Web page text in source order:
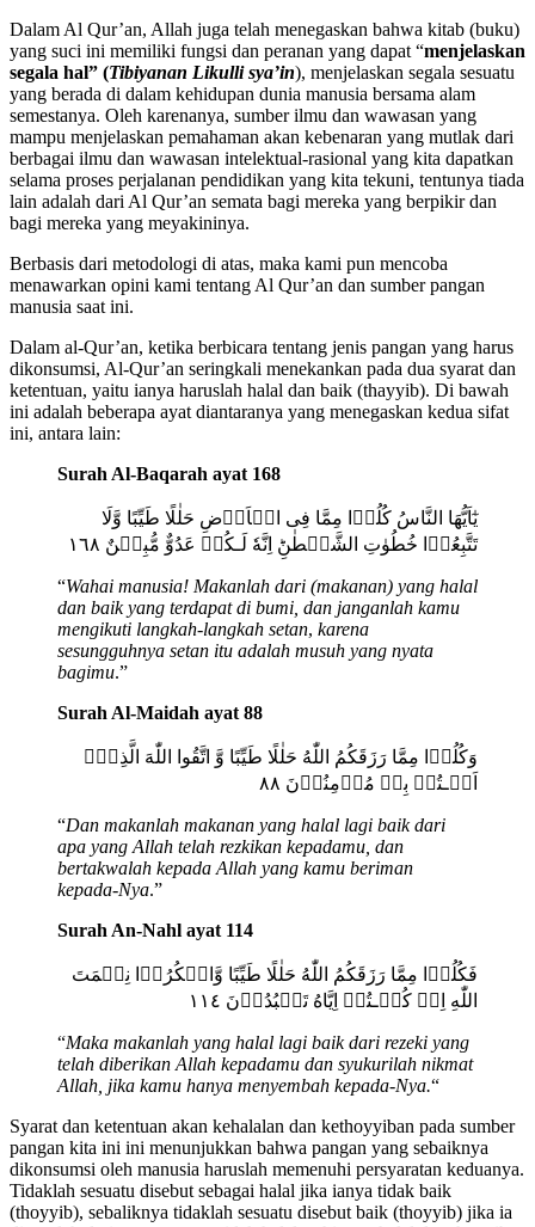
Dalam Al Qur’an, Allah juga telah menegaskan bahwa kitab (buku)
yang suci ini memiliki fungsi dan peranan yang dapat “menjelaskan
segala hal” (Tibiyanan Likulli sya’in), menjelaskan segala sesuatu
yang berada di dalam kehidupan dunia manusia bersama alam
semestanya. Oleh karenanya, sumber ilmu dan wawasan yang
mampu menjelaskan pemahaman akan kebenaran yang mutlak dari
berbagai ilmu dan wawasan intelektual-rasional yang kita dapatkan
selama proses perjalanan pendidikan yang kita tekuni, tentunya tiada
lain adalah dari Al Qur’an semata bagi mereka yang berpikir dan
bagi mereka yang meyakininya.
Berbasis dari metodologi di atas, maka kami pun mencoba
menawarkan opini kami tentang Al Qur’an dan sumber pangan
manusia saat ini.
Dalam al-Qur’an, ketika berbicara tentang jenis pangan yang harus
dikonsumsi, Al-Qur’an seringkali menekankan pada dua syarat dan
ketentuan, yaitu ianya haruslah halal dan baik (thayyib). Di bawah
ini adalah beberapa ayat diantaranya yang menegaskan kedua sifat
ini, antara lain:
Surah Al-Baqarah ayat 168
يٰٓاَيُّهَا النَّاسُ كُلُوۡا مِمَّا فِى الۡاَرۡضِ حَلٰلًا طَيِّبًا وَّلَا
تَتَّبِعُوۡا خُطُوٰتِ الشَّيۡطٰنِؕ اِنَّهٗ لَـكُمۡ عَدُوٌّ مُّبِيۡنٌ‏ ١٦٨
“Wahai manusia! Makanlah dari (makanan) yang halal
dan baik yang terdapat di bumi, dan janganlah kamu
mengikuti langkah-langkah setan, karena
sesungguhnya setan itu adalah musuh yang nyata
bagimu.”
Surah Al-Maidah ayat 88
وَكُلُوۡا مِمَّا رَزَقَكُمُ اللّٰهُ حَلٰلًا طَيِّبًا وَّ اتَّقُوا اللّٰهَ الَّذِىۡۤ
اَنۡـتُمۡ بِهٖ مُؤۡمِنُوۡنَ‏ ٨٨
“Dan makanlah makanan yang halal lagi baik dari
apa yang Allah telah rezkikan kepadamu, dan
bertakwalah kepada Allah yang kamu beriman
kepada-Nya.”
Surah An-Nahl ayat 114
فَكُلُوۡا مِمَّا رَزَقَكُمُ اللّٰهُ حَلٰلًا طَيِّبًا وَّاشۡكُرُوۡا نِعۡمَتَ
اللّٰهِ اِنۡ كُنۡـتُمۡ اِيَّاهُ تَعۡبُدُوۡنَ‏ ١١٤
“Maka makanlah yang halal lagi baik dari rezeki yang
telah diberikan Allah kepadamu dan syukurilah nikmat
Allah, jika kamu hanya menyembah kepada-Nya.“
Syarat dan ketentuan akan kehalalan dan kethoyyiban pada sumber
pangan kita ini ini menunjukkan bahwa pangan yang sebaiknya
dikonsumsi oleh manusia haruslah memenuhi persyaratan keduanya.
Tidaklah sesuatu disebut sebagai halal jika ianya tidak baik
(thoyyib), sebaliknya tidaklah sesuatu disebut baik (thoyyib) jika ia